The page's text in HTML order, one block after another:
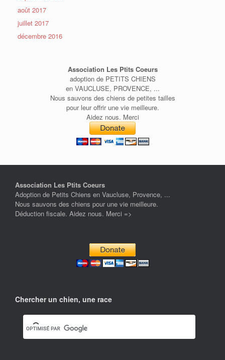
août 2017
juillet 2017
décembre 2016
Association Les Ptits Coeurs
adoption de PETITS CHIENS
en VAUCLUSE, PROVENCE, ...
Nous sauvons des chiens de petites tailles
pour leur offrir une vie meilleure.
Aidez nous. Merci
Association Les Ptits Coeurs
Adoption de Petits Chiens en Vaucluse, Provence, ...
Nous sauvons des chiens pour une vie meilleure.
Déduction fiscale. Aidez nous. Merci =>
Chercher un chien, une race